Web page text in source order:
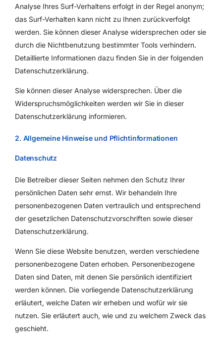
Analyse Ihres Surf-Verhaltens erfolgt in der Regel anonym;
das Surf-Verhalten kann nicht zu Ihnen zurückverfolgt
werden. Sie können dieser Analyse widersprechen oder sie
durch die Nichtbenutzung bestimmter Tools verhindern.
Detaillierte Informationen dazu finden Sie in der folgenden
Datenschutzerklärung.
Sie können dieser Analyse widersprechen. Über die
Widerspruchsmöglichkeiten werden wir Sie in dieser
Datenschutzerklärung informieren.
2. Allgemeine Hinweise und Pflichtinformationen
Datenschutz
Die Betreiber dieser Seiten nehmen den Schutz Ihrer
persönlichen Daten sehr ernst. Wir behandeln Ihre
personenbezogenen Daten vertraulich und entsprechend
der gesetzlichen Datenschutzvorschriften sowie dieser
Datenschutzerklärung.
Wenn Sie diese Website benutzen, werden verschiedene
personenbezogene Daten erhoben. Personenbezogene
Daten sind Daten, mit denen Sie persönlich identifiziert
werden können. Die vorliegende Datenschutzerklärung
erläutert, welche Daten wir erheben und wofür wir sie
nutzen. Sie erläutert auch, wie und zu welchem Zweck das
geschieht.